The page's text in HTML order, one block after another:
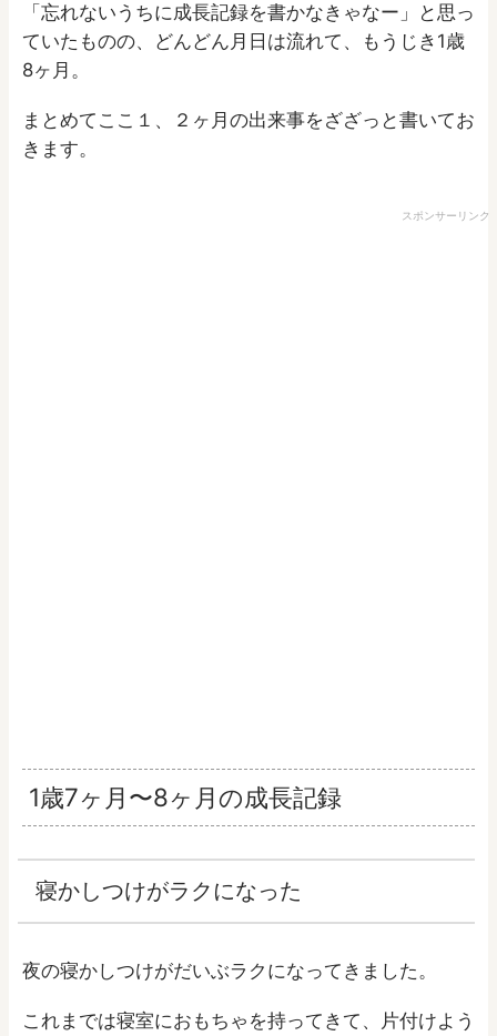
「忘れないうちに成長記録を書かなきゃなー」と思っ
ていたものの、どんどん月日は流れて、もうじき1歳
8ヶ月。
まとめてここ１、２ヶ月の出来事をざざっと書いてお
きます。
スポンサーリンク
1歳7ヶ月〜8ヶ月の成長記録
寝かしつけがラクになった
夜の寝かしつけがだいぶラクになってきました。
これまでは寝室におもちゃを持ってきて、片付けよう